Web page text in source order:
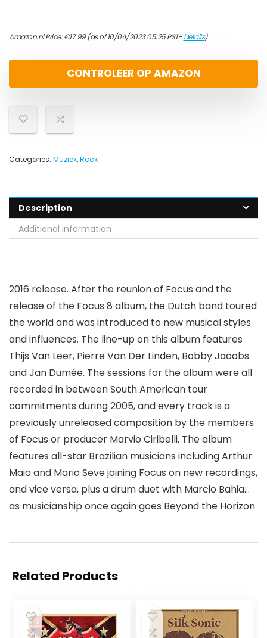
Amazon.nl Price:€17.99(as of 10/04/2023 05:25 PST-Details)
CONTROLEER OP AMAZON
Categories: Muziek,Rock
Description
Additional information
2016 release. After the reunion of Focus and the
release of the Focus 8 album, the Dutch band toured
the world and was introduced to new musical styles
and influences. The line-up on this album features
Thijs Van Leer, Pierre Van Der Linden, Bobby Jacobs
and Jan Dumée. The sessions for the album were all
recorded in between South American tour
commitments during 2005, and every track is a
previously unreleased composition by the members
of Focus or producer Marvio Ciribelli. The album
features all-star Brazilian musicians including Arthur
Maia and Mario Seve joining Focus on new recordings,
and vice versa, plus a drum duet with Marcio Bahia…
as musicianship once again goes Beyond the Horizon
Related Products